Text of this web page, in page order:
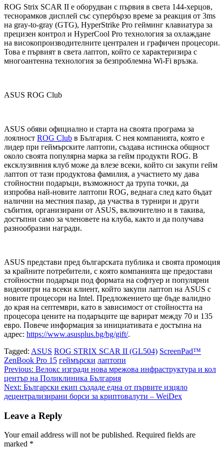
ROG Strix SCAR II е оборудван с първия в света 144-херцов,
теснорамков дисплей със супербързо време за реакция от 3ms
на gray-to-gray (GTG), HyperStrike Pro гейминг клавиатура за
прецизен контрол и HyperCool Pro технология за охлаждане
на високопроизводителните централен и графичен процесори.
Това е първият в света лаптоп, който се характеризира с
многоантенна технология за безпроблемна Wi-Fi връзка.
ASUS ROG Club
ASUS обяви официално и старта на своята програма за
лоялност ROG Club в България. С нея компанията, която е
лидер при геймърските лаптопи, създава истинска общност
около своята популярна марка за гейм продукти ROG. В
ексклузивния клуб може да влезе всеки, който си закупи гейм
лаптоп от тази продуктова фамилия, а участието му дава
стойностни подаръци, възможност да трупа точки, да
изпробва най-новите лаптопи ROG, веднага след като бъдат
налични на местния пазар, да участва в турнири и други
събития, организирани от ASUS, включително и в такива,
достъпни само за членовете на клуба, както и да получава
разнообразни награди.
ASUS представи пред българската публика и своята промоция
за крайните потребители, с която компанията ще предостави
стойностни подаръци под формата на софтуер и популярни
видеоигри на всеки клиент, който закупи лаптоп на ASUS с
новите процесори на Intel. Предложението ще бъде валидно
до края на септември, като в зависимост от стойността на
процесора цените на подаръците ще варират между 70 и 135
евро. Повече информация за инициативата е достъпна на
адрес: https://www.asusplus.bg/bg/gift/.
Tagged: ASUS ROG STRIX SCAR II (GL504) ScreenPad™
ZenBook Pro 15 геймърски лаптопи
Post
navigation
Previous: Велокс изгради нова мрежова инфраструктура и кол
център на Поликлиника България
Next: Български екип създаде една от първите изцяло
децентрализирани борси за криптовалути – WeiDex
Leave a Reply
Your email address will not be published. Required fields are
marked *